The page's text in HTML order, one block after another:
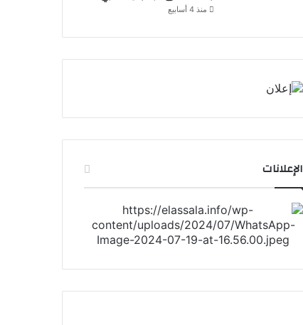
منذ 4 أسابيع
الإعلانات